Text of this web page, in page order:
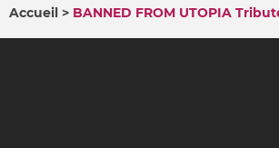
Accueil BANNED FROM UTOPIA